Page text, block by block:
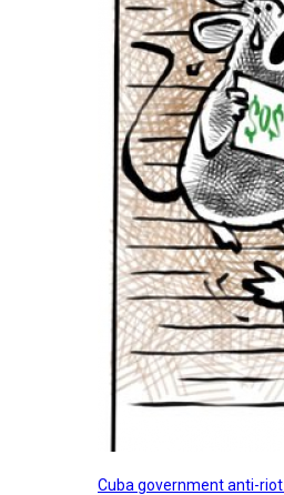
Cuba government anti-